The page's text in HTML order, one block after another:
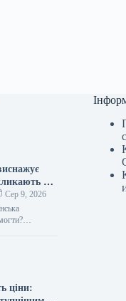
до
Сер 9, 2026
на
України.
ціни: